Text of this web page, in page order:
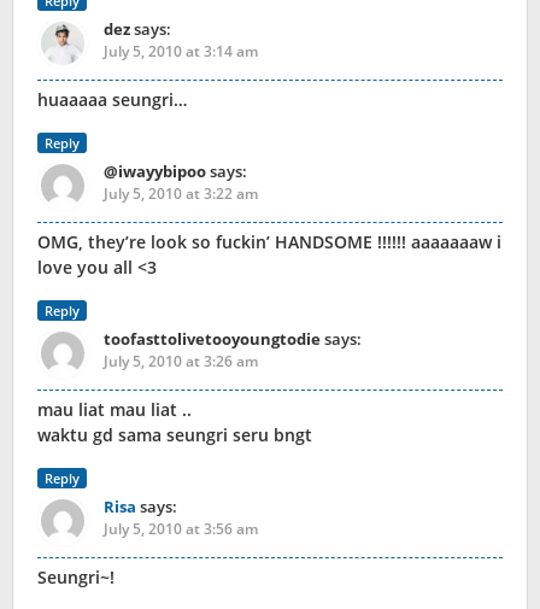
dezsays:
July 5, 2010 at 3:14 am
huaaaaa seungri…
Reply
@iwayybipoosays:
July 5, 2010 at 3:22 am
OMG, they’re look so fuckin’ HANDSOME !!!!!! aaaaaaaw i
love you all <3
Reply
toofasttolivetooyoungtodiesays:
July 5, 2010 at 3:26 am
mau liat mau liat ..
waktu gd sama seungri seru bngt
Reply
Risa says:
July 5, 2010 at 3:56 am
Seungri~!